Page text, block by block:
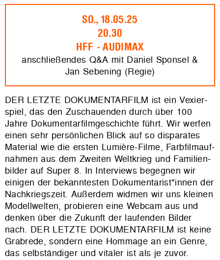
SO., 18.05.25
20.30
HFF - AUDIMAX
anschließendes Q&A mit Daniel Sponsel &
Jan Sebening (Regie)
DER LETZTE DOKUMENTARFILM ist ein Vexier­
spiel, das den Zuschauenden durch über 100
Jahre Doku­men­tar­film­ge­schichte führt. Wir werfen
einen sehr persön­li­chen Blick auf so dispa­rates
Material wie die ersten Lumière-Filme, Farb­film­auf­
nahmen aus dem Zweiten Weltkrieg und Fami­li­en­
bilder auf Super 8. In Inter­views begegnen wir
einigen der bekann­testen Doku­men­ta­rist*innen der
Nach­kriegs­zeit. Außerdem widmen wir uns kleinen
Modell­welten, probieren eine Webcam aus und
denken über die Zukunft der laufenden Bilder
nach. DER LETZTE DOKUMENTARFILM ist keine
Grabrede, sondern eine Hommage an ein Genre,
das selbstän­diger und vitaler ist als je zuvor.